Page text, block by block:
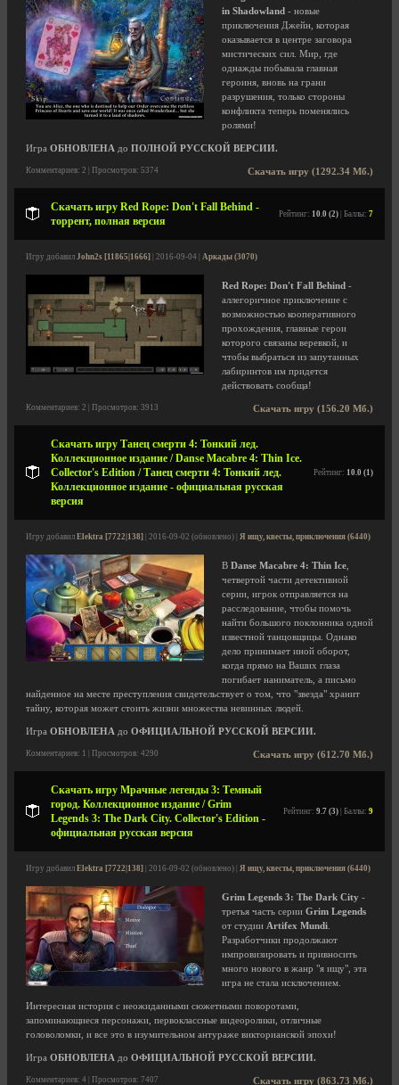
in Shadowland - новые
приключения Джейн, которая
оказывается в центре заговора
мистических сил. Мир, где
однажды побывала главная
героиня, вновь на грани
разрушения, только стороны
конфликта теперь поменялись
ролями!
Игра ОБНОВЛЕНА до ПОЛНОЙ РУССКОЙ ВЕРСИИ.
Скачать игру (1292.34 Мб.)
Комментариев: 2 | Просмотров: 5374
Скачать игру Red Rope: Don't Fall Behind -
торрент, полная версия
Рейтинг: 10.0 (2) | Баллы: 7
Игру добавил John2s [11865|1666] | 2016-09-04 | Аркады (3070)
Red Rope: Don't Fall Behind -
аллегоричное приключение с
возможностью кооперативного
прохождения, главные герои
которого связаны веревкой, и
чтобы выбраться из запутанных
лабиринтов им придется
действовать сообща!
Скачать игру (156.20 Мб.)
Комментариев: 2 | Просмотров: 3913
Скачать игру Танец смерти 4: Тонкий лед.
Коллекционное издание / Danse Macabre 4: Thin Ice.
Collector's Edition / Танец смерти 4: Тонкий лед.
Коллекционное издание - официальная русская
версия
Рейтинг: 10.0 (1)
Игру добавил Elektra [7722|138] | 2016-09-02 (обновлено) | Я ищу, квесты, приключения (6440)
В Danse Macabre 4: Thin Ice
четвертой части детективной
серии, игрок отправляется на
расследование, чтобы помочь
найти большого поклонника одной
известной танцовщицы. Однако
дело принимает иной оборот,
когда прямо на Ваших глаза
погибает наниматель, а письмо
найденное на месте преступления свидетельствует о том, что "звезда" хранит
тайну, которая может стоить жизни множества невинных людей.
Игра ОБНОВЛЕНА до ОФИЦИАЛЬНОЙ РУССКОЙ ВЕРСИИ.
Скачать игру (612.70 Мб.)
Комментариев: 1 | Просмотров: 4290
Скачать игру Мрачные легенды 3: Темный
город. Коллекционное издание / Grim
Legends 3: The Dark City. Collector's Edition -
официальная русская версия
Рейтинг: 9.7 (3) | Баллы: 9
Игру добавил Elektra [7722|138] | 2016-09-02 (обновлено) | Я ищу, квесты, приключения (6440)
Grim Legends 3: The Dark City -
третья часть серии Grim Legends
от студии Artifex Mundi
Разработчики продолжают
импровизировать и привносить
много нового в жанр "я ищу", эта
игра не стала исключением.
Интересная история с неожиданными сюжетными поворотами,
запоминающиеся персонажи, первоклассные видеоролики, отличные
головоломки, и все это в изумительном антураже викторианской эпохи!
Игра ОБНОВЛЕНА до ОФИЦИАЛЬНОЙ РУССКОЙ ВЕРСИИ.
Скачать игру (863.73 Мб.)
Комментариев: 4 | Просмотров: 7407